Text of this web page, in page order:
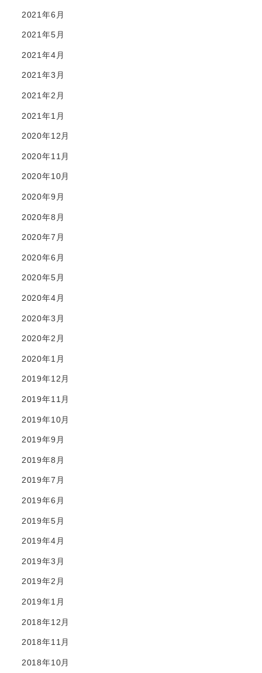
2021年6月
2021年5月
2021年4月
2021年3月
2021年2月
2021年1月
2020年12月
2020年11月
2020年10月
2020年9月
2020年8月
2020年7月
2020年6月
2020年5月
2020年4月
2020年3月
2020年2月
2020年1月
2019年12月
2019年11月
2019年10月
2019年9月
2019年8月
2019年7月
2019年6月
2019年5月
2019年4月
2019年3月
2019年2月
2019年1月
2018年12月
2018年11月
2018年10月